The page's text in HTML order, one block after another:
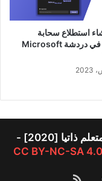
استطلاع سحابة
الكلمات في دردشة Microsoft
تقنيات التعليم للجميع، لمجتمع حيوي متعلم ذاتيا [2020] -
واتسابملخص